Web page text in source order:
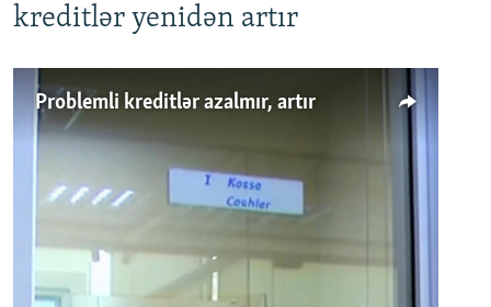
kreditlər yenidən artır
Problemli kreditlər azalmır, artır